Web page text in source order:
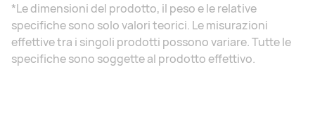
*Le dimensioni del prodotto, il peso e le relative
specifiche sono solo valori teorici. Le misurazioni
effettive tra i singoli prodotti possono variare. Tutte le
specifiche sono soggette al prodotto effettivo.